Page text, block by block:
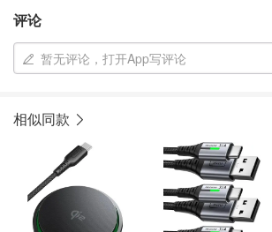
评论
暂无评论，打开App写评论
相似同款